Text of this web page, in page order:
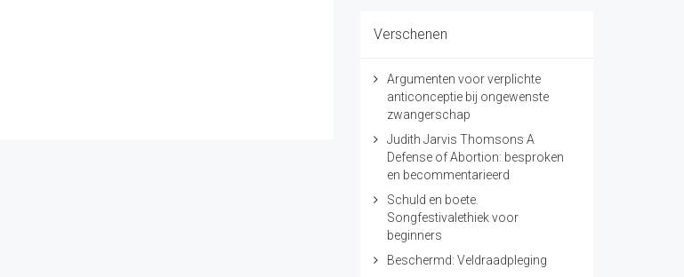
Verschenen
Argumenten voor verplichte
anticonceptie bij ongewenste
zwangerschap
Judith Jarvis Thomsons A
Defense of Abortion: besproken
en becommentarieerd
Schuld en boete.
Songfestivalethiek voor
beginners
Beschermd: Veldraadpleging